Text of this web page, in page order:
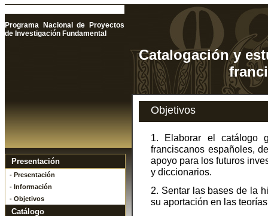
Programa Nacional de Proyectos
de Investigación Fundamental
Catalogación y
Presentación
- Presentación
- Información
- Objetivos
Catálogo
Objetivos
1. Elaborar el catálogo
franciscanos españoles,
apoyo para los futuros
y diccionarios.
2. Sentar las bases de la
su aportación en las